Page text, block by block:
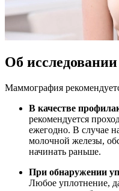
Об исследовании
Маммография
В качестве
рекомендуется
ежегодно. В случае
молочной железы,
начинать раньше.
При обнаружении
Любое уплотнение,